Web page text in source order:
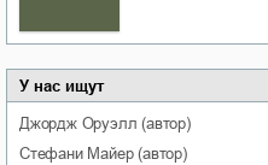
У нас ищут
Джордж Оруэлл (автор)
Стефани Майер(автор)